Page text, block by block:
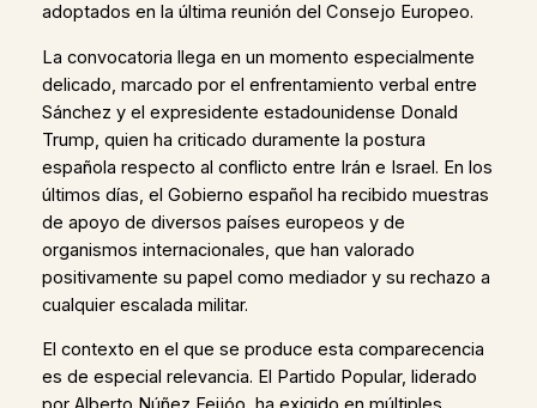
adoptados en la última reunión del Consejo Europeo.
La convocatoria llega en un momento especialmente
delicado, marcado por el enfrentamiento verbal entre
Sánchez y el expresidente estadounidense Donald
Trump, quien ha criticado duramente la postura
española respecto al conflicto entre Irán e Israel. En los
últimos días, el Gobierno español ha recibido muestras
de apoyo de diversos países europeos y de
organismos internacionales, que han valorado
positivamente su papel como mediador y su rechazo a
cualquier escalada militar.
El contexto en el que se produce esta comparecencia
es de especial relevancia. El Partido Popular, liderado